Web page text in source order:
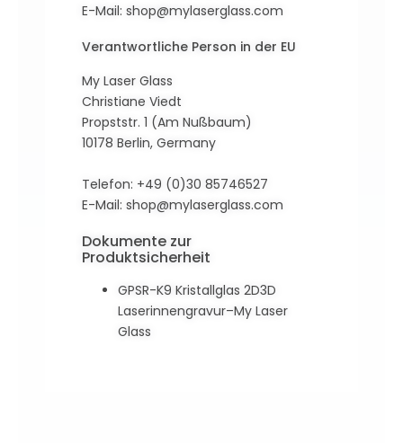
E-Mail: shop@mylaserglass.com
Verantwortliche Person in der EU
My Laser Glass
Christiane Viedt
Propststr. 1 (Am Nußbaum)
10178 Berlin, Germany
Telefon: +49 (0)30 85746527
E-Mail: shop@mylaserglass.com
Dokumente zur
Produktsicherheit
GPSR-K9 Kristallglas 2D3D
Laserinnengravur–My Laser
Glass